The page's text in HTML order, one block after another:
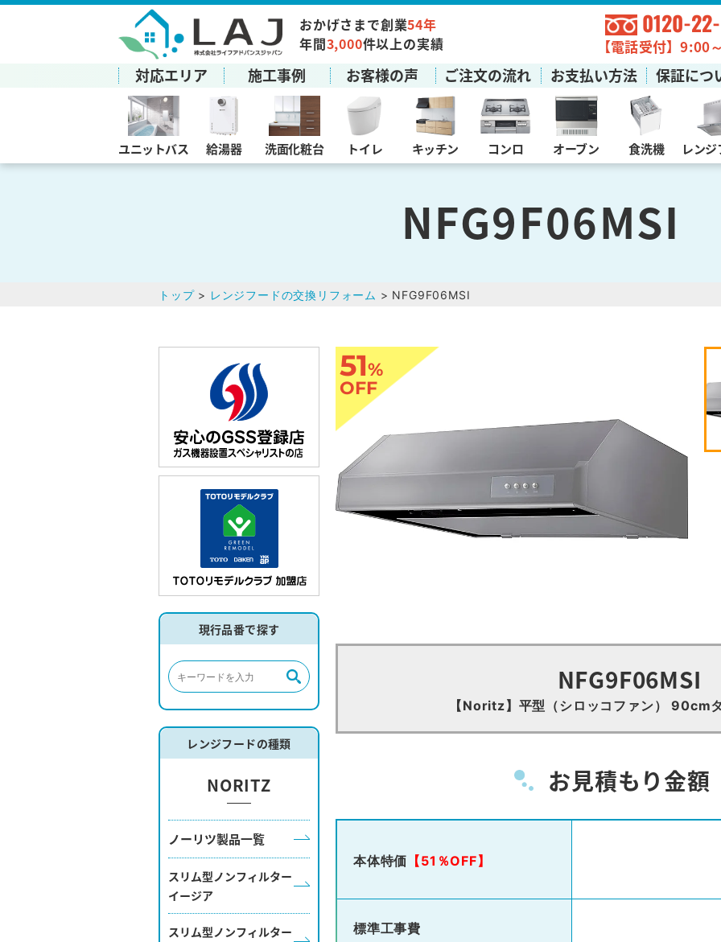
おかげさまで創業54年
年間3,000件以上の実績
0120-
【電話受付】9:00
対応エリア 施工事例 お客様の声 ご注文の流れ お支払い方法 保証につ
ユニットバス 給湯器 洗面化粧台 トイレ キッチン コンロ オーブン 食洗機 レン
NFG9F06MSI
トップ> レンジフードの交換リフォーム > NFG9F06MSI
現行品番で探す
レンジフードの種類
NORITZ
ノーリツ製品一覧
スリム型ノンフィルター
イージア
スリム型ノンフィルター
51%
OFF
NFG9F06MSI
【Noritz】平型（シロッコファン） 90cm
お見積もり金額
本体特価 【51％OFF】
標準工事費